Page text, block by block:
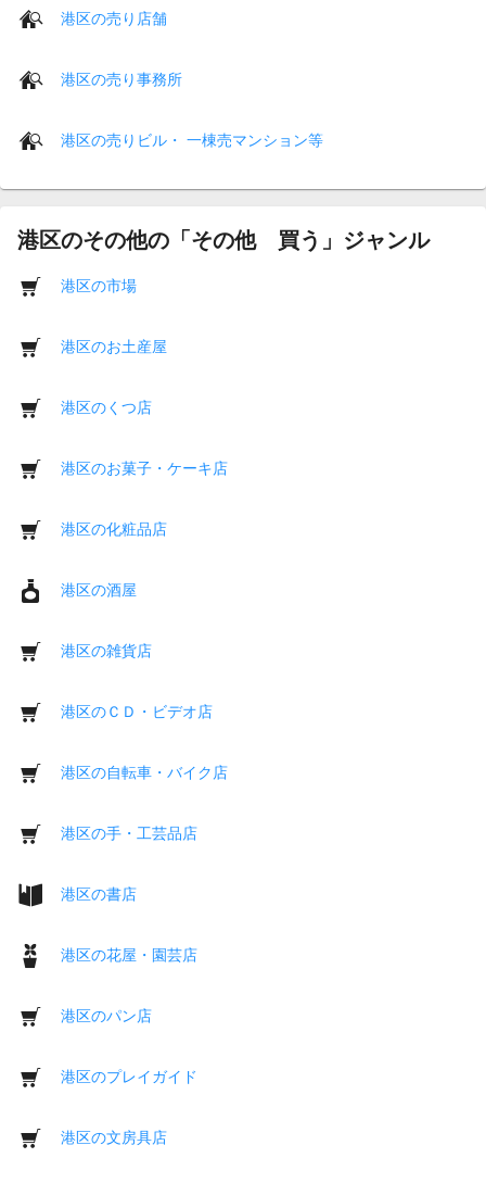
港区の売り店舗
港区の売り事務所
港区の売りビル・ 一棟売マンション等
港区のその他の「その他 買う」ジャンル
港区の市場
港区のお土産屋
港区のくつ店
港区のお菓子・ケーキ店
港区の化粧品店
港区の酒屋
港区の雑貨店
港区のＣＤ・ビデオ店
港区の自転車・バイク店
港区の手・工芸品店
港区の書店
港区の花屋・園芸店
港区のパン店
港区のプレイガイド
港区の文房具店